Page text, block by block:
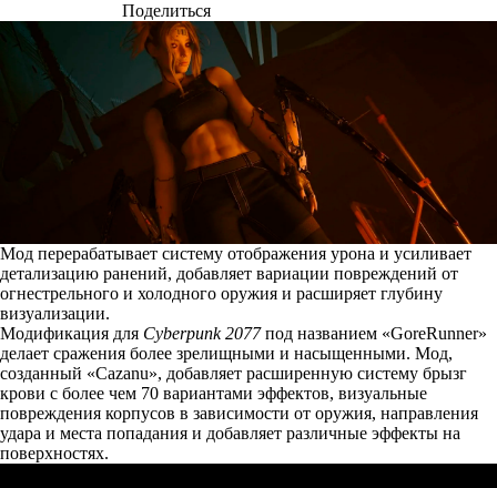
Поделиться
Мод перерабатывает систему отображения урона и усиливает
детализацию ранений, добавляет вариации повреждений от
огнестрельного и холодного оружия и расширяет глубину
визуализации.
Модификация для Cyberpunk 2077под названием «GoreRunner»
делает сражения более зрелищными и насыщенными. Мод,
созданный «Cazanu», добавляет расширенную систему брызг
крови с более чем 70 вариантами эффектов, визуальные
повреждения корпусов в зависимости от оружия, направления
удара и места попадания и добавляет различные эффекты на
поверхностях.